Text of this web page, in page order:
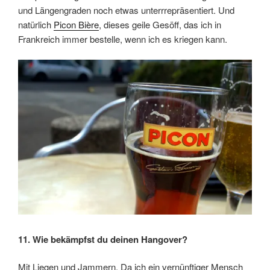
und Längengraden noch etwas unterrrepräsentiert. Und
natürlich Picon Bière, dieses geile Gesöff, das ich in
Frankreich immer bestelle, wenn ich es kriegen kann.
11. Wie bekämpfst du deinen Hangover?
Mit Liegen und Jammern. Da ich ein vernünftiger Mensch